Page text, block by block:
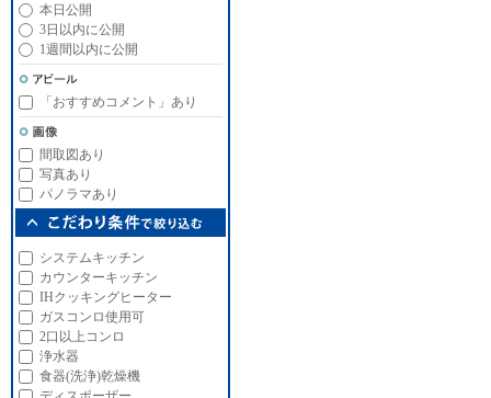
本日公開
3日以内に公開
1週間以内に公開
「おすすめコメント」あり
間取図あり
写真あり
パノラマあり
システムキッチン
カウンターキッチン
IHクッキングヒーター
ガスコンロ使用可
2口以上コンロ
浄水器
食器(洗浄)乾燥機